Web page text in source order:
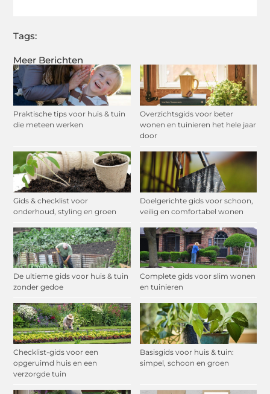
Meer Berichten
Praktische tips voor huis & tuin
die meteen werken
Overzichtsgids voor beter
wonen en tuinieren het hele jaar
door
Gids & checklist voor
onderhoud, styling en groen
Doelgerichte gids voor schoon,
veilig en comfortabel wonen
De ultieme gids voor huis & tuin
zonder gedoe
Complete gids voor slim wonen
en tuinieren
Checklist-gids voor een
opgeruimd huis en een
verzorgde tuin
Basisgids voor huis & tuin:
simpel, schoon en groen
Tags: